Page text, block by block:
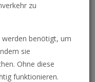
und Nachrichten
zu
benötigt, um
sie
Ohne diese
funktionieren.